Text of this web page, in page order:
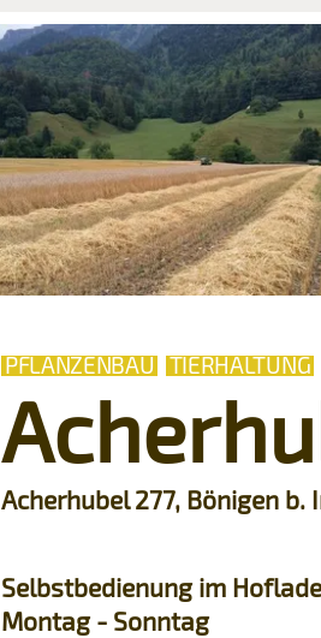
PFLANZENBAU TIERHALTUNG
Acherhubel 277, Bönigen b.
Selbstbedienung im
Montag - Sonntag